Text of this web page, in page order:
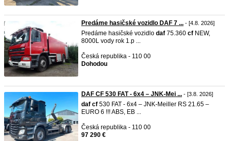
Predáme hasičské vozidlo DAF 7 ... - [4.8. 2026]
Predáme hasičské vozidlo daf 75.360 cf NEW,
8000L vody rok 1.p ...
Česká republika - 110 00
Dohodou
DAF CF 530 FAT - 6x4 – JNK-Mei ... - [3.8. 2026]
daf cf 530 FAT - 6x4 – JNK-Meiller RS 21.65 –
EURO 6 !!! ABS, EB ...
Česká republika - 110 00
97 290 €